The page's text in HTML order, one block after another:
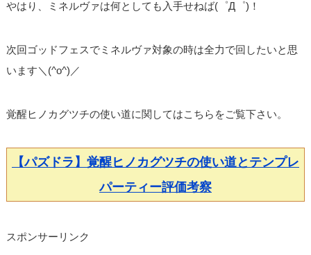
やはり、ミネルヴァは何としても入手せねば(゜Д゜)！
次回ゴッドフェスでミネルヴァ対象の時は全力で回したいと思
います＼(^o^)／
覚醒ヒノカグツチの使い道に関してはこちらをご覧下さい。
【パズドラ】覚醒ヒノカグツチの使い道とテンプレ
パーティー評価考察
スポンサーリンク